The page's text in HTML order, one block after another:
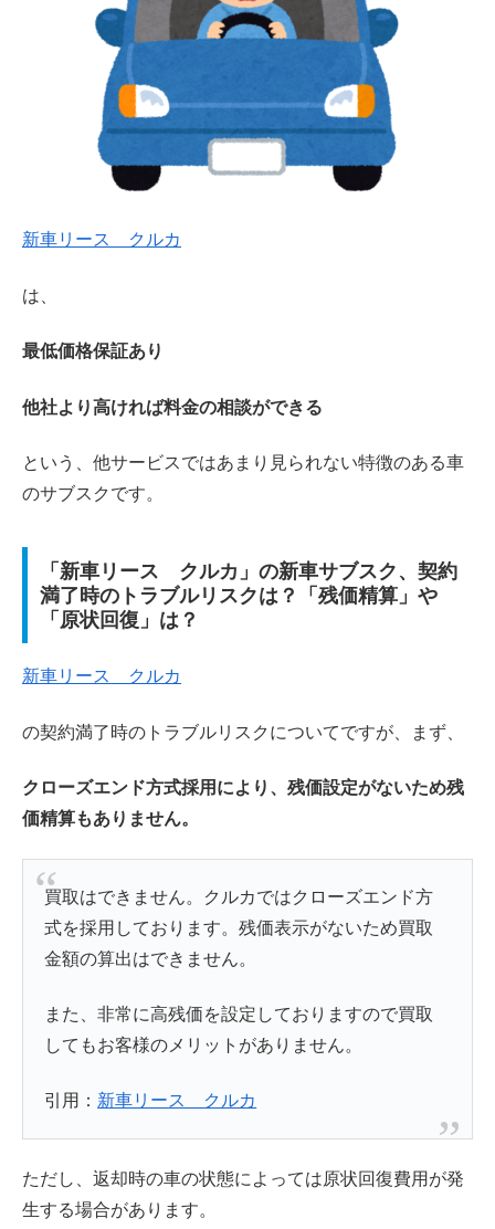
新車リース クルカ
は、
最低価格保証あり
他社より高ければ料金の相談ができる
という、他サービスではあまり見られない特徴のある車
のサブスクです。
「新車リース クルカ」の新車サブスク、契約
満了時のトラブルリスクは？「残価精算」や
「原状回復」は？
新車リース クルカ
の契約満了時のトラブルリスクについてですが、まず、
クローズエンド方式採用により、残価設定がないため残
価精算もありません。
買取はできません。クルカではクローズエンド方
式を採用しております。残価表示がないため買取
金額の算出はできません。
また、非常に高残価を設定しておりますので買取
してもお客様のメリットがありません。
引用： 新車リース クルカ
ただし、返却時の車の状態によっては原状回復費用が発
生する場合があります。